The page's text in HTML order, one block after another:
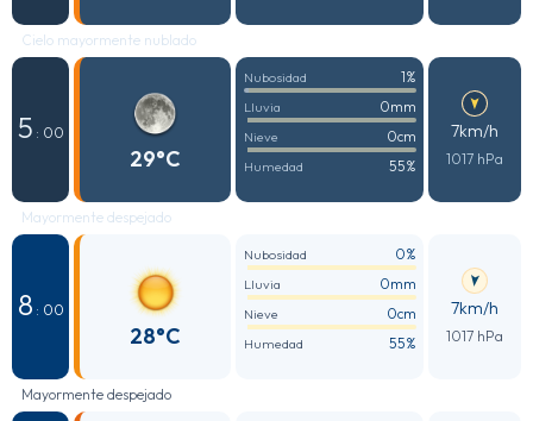
Cielo mayormente nublado
5 : 00
29°C
Nubosidad 1%
Lluvia 0mm
Nieve 0cm
Humedad 55%
7km/h
1017 hPa
Mayormente despejado
8 : 00
28°C
Nubosidad 0%
Lluvia 0mm
Nieve 0cm
Humedad 55%
7km/h
1017 hPa
Mayormente despejado